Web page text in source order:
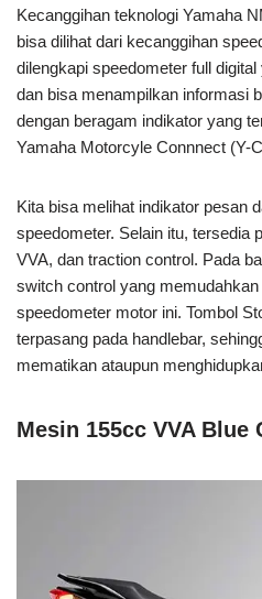
Kecanggihan teknologi Yamaha
bisa dilihat dari kecanggihan
dilengkapi speedometer full
dan bisa menampilkan informasi
dengan beragam indikator yang
Yamaha Motorcyle Connnect (Y-
Kita bisa melihat indikator pesan
speedometer. Selain itu, tersedia
VVA, dan traction control. Pada
switch control yang
speedometer motor ini. Tombol
terpasang pada handlebar,
mematikan ataupun
Mesin 155cc VVA Blue